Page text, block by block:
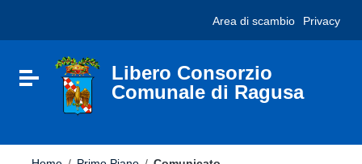
sito
include
Vai al footer
Area di scambio Privacy
Attiva / disattiva la navigazione
Libero Consorzio
Comunale di Ragusa